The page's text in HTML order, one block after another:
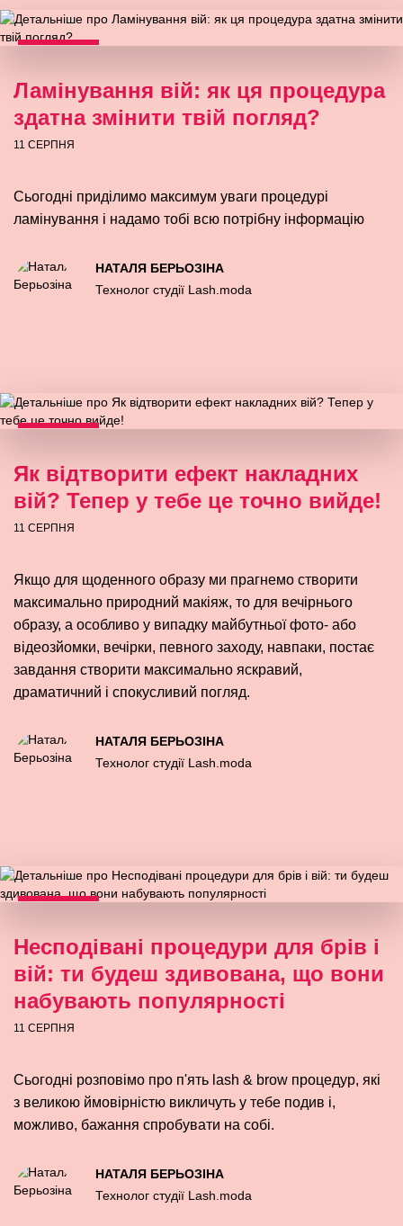
Ламінування вій: як ця процедура
здатна змінити твій погляд?
11 СЕРПНЯ
Сьогодні приділимо максимум уваги процедурі
ламінування і надамо тобі всю потрібну інформацію
НАТАЛЯ БЕРЬОЗІНА
Технолог студії Lash.moda
Як відтворити ефект накладних
вій? Тепер у тебе це точно вийде!
11 СЕРПНЯ
Якщо для щоденного образу ми прагнемо створити
максимально природний макіяж, то для вечірнього
образу, а особливо у випадку майбутньої фото- або
відеозйомки, вечірки, певного заходу, навпаки, постає
завдання створити максимально яскравий,
драматичний і спокусливий погляд.
НАТАЛЯ БЕРЬОЗІНА
Технолог студії Lash.moda
Несподівані процедури для брів і
вій: ти будеш здивована, що вони
набувають популярності
11 СЕРПНЯ
Сьогодні розповімо про п'ять lash & brow процедур, які
з великою ймовірністю викличуть у тебе подив і,
можливо, бажання спробувати на собі.
НАТАЛЯ БЕРЬОЗІНА
Технолог студії Lash.moda